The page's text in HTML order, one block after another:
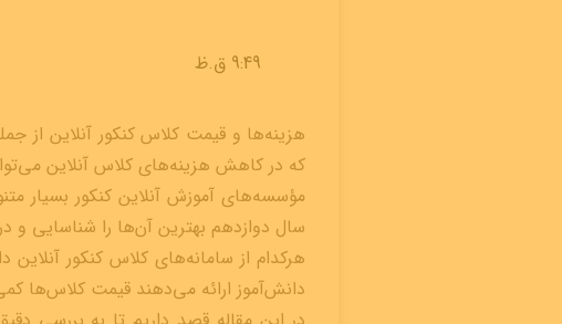
9:49 ق.ظ
هزینه‌ها و قیمت کلاس کنکور آنلاین از
که در کاهش هزینه‌های کلاس آنلاین
مؤسسه‌های آموزش آنلاین کنکور بسیار
سال دوازدهم بهترین آن‌ها را شناسایی و
هرکدام از سامانه‌های کلاس کنکور
دانش‌آموز ارائه می‌دهند قیمت کلاس‌ها